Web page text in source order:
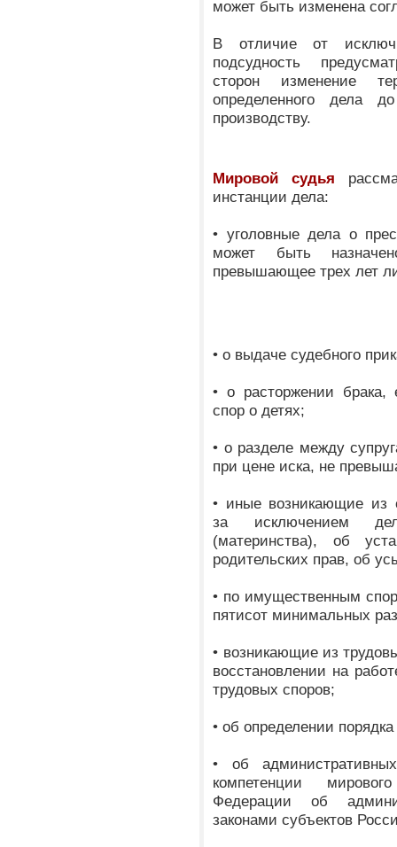
может быть изменена
В отличие от
подсудность
сторон изменение
определенного дела
производству.
Мировой судья
инстанции дела:
• уголовные дела о
может быть
превышающее трех лет
• о выдаче судебного
• о расторжении брака,
спор о детях;
• о разделе между
при цене иска, не
• иные возникающие из
за исключением
(материнства), об
родительских прав, об
• по имущественным
пятисот минимальных
• возникающие из
восстановлении на
трудовых споров;
• об определении
• об
компетенции
Федерации об
законами субъектов